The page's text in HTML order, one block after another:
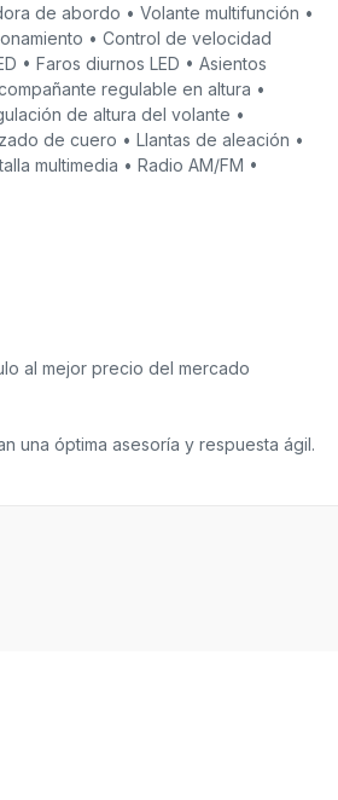
de abordo • Volante multifunción •
• Control de velocidad
• Faros diurnos LED • Asientos
regulable en altura •
de altura del volante •
de cuero • Llantas de aleación •
multimedia • Radio AM/FM •
al mejor precio del mercado
una óptima asesoría y respuesta ágil.